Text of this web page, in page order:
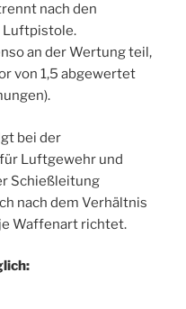
nach den
Luftpistole.
an der Wertung teil,
von 1,5 abgewertet
bei der
Luftgewehr und
Schießleitung
nach dem Verhältnis
Waffenart richtet.